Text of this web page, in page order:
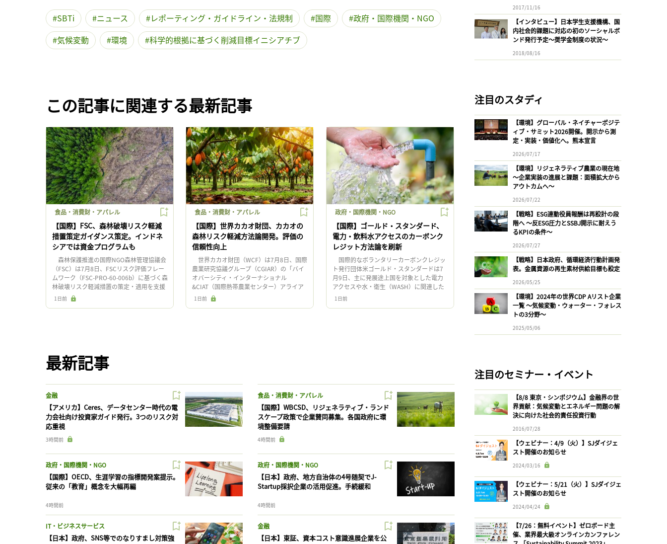
SBTi ニュース レポーティング・ガイドライン・法規制 国際
政府・国際機関・NGO
気候変動
環境 科学的根拠に基づく削減目標イニシアチブ
この記事に関連する最新記事
食品・消費財・アパレル
【国際】FSC、森林破壊リスク軽減
措置策定ガイダンス策定。インドネ
シアでは資金プログラムも
森林保護推進の国際NGO森林管理協議会
（FSC）は7月8日、FSCリスク評価フレー
ムワーク（FSC-PRO-60-006b）に基づく森
林破壊リスク軽減措置の策定・適用を支援
するガイダンス「リスク軽減措置（RMM）
データ […]
1日前
食品・消費財・アパレル
【国際】世界カカオ財団、カカオの
森林リスク軽減方法論開発。評価の
信頼性向上
世界カカオ財団（WCF）は7月8日、国際
農業研究協議グループ（CGIAR）の「バイ
オバーシティ・インターナショナル
&CIAT（国際熱帯農業センター）アライア
ンス」と協働し、カカオの森林破壊リスク
軽減に関する新 […]
1日前
政府・国際機関・NGO
【国際】ゴールド・スタンダード、
電力・飲料水アクセスのカーボンク
レジット方法論を刷新
国際的なボランタリーカーボンクレジッ
ト発行団体米ゴールド・スタンダードは7
月9日、主に発展途上国を対象とした電力
アクセスや水・衛生（WASH）に関連した
新たなカーボンクレジット方法論（メソド
1日前
最新記事
金融
【アメリカ】Ceres、データセンター時代の電
力会社向け投資家ガイド発行。3つのリスク対
応重視
3時間前
食品・消費財・アパレル
【国際】WBCSD、リジェネラティブ・ランド
スケープ政策で企業賛同募集。各国政府に環
境整備要請
4時間前
政府・国際機関・NGO
【国際】OECD、生涯学習の指標開発案提示。
従来の「教育」概念を大幅再編
4時間前
政府・国際機関・NGO
【日本】政府、地方自治体の4号随契でJ-
Startup採択企業の活用促進。手続緩和
4時間前
IT・ビジネスサービス
【日本】政府、SNS等でのなりすまし対策強
金融
【日本】東証、資本コスト意識進展企業を公
2017/11/16
【インタビュー】日本学生支援機構、国
内社会的課題に対応の初のソーシャルボ
ンド発行予定〜奨学金制度の状況〜
2018/08/16
注目のスタディ
【環境】グローバル・ネイチャーポジテ
ィブ・サミット2026開催。開示から測
定・実装・価値化へ。熊本宣言
2026/07/17
【環境】リジェネラティブ農業の現在地
〜企業実装の進展と課題：面積拡大から
アウトカムへ〜
2026/07/22
【戦略】ESG連動役員報酬は再設計の段
階へ 〜反ESG圧力とSSBJ開示に耐えう
るKPIの条件〜
2026/07/27
【戦略】日本政府、循環経済行動計画発
表。金属資源の再生素材供給目標も設定
2026/05/25
【環境】2024年の世界CDP Aリスト企業
一覧 〜気候変動・ウォーター・フォレス
トの3分野〜
2025/05/06
注目のセミナー・イベント
【8/8 東京・シンポジウム】金融界の世
界貢献：気候変動とエネルギー問題の解
決に向けた社会的責任投資行動
2016/07/28
【ウェビナー：4/9（火）】SJダイジェ
スト開催のお知らせ
2024/03/16
【ウェビナー：5/21（火）】SJダイジェ
スト開催のお知らせ
2024/04/24
【7/26：無料イベント】ゼロボード主
催、業界最大級オンラインカンファレン